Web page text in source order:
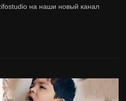
на наши новый канал